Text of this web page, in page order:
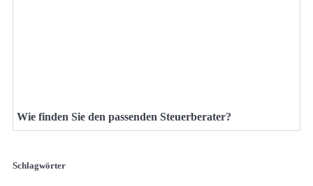
Wie finden Sie den passenden Steuerberater?
Schlagwörter